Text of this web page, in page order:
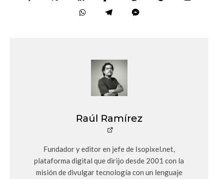
Raúl Ramírez
Fundador y editor en jefe de Isopixel.net,
plataforma digital que dirijo desde 2001 con la
misión de divulgar tecnología con un lenguaje